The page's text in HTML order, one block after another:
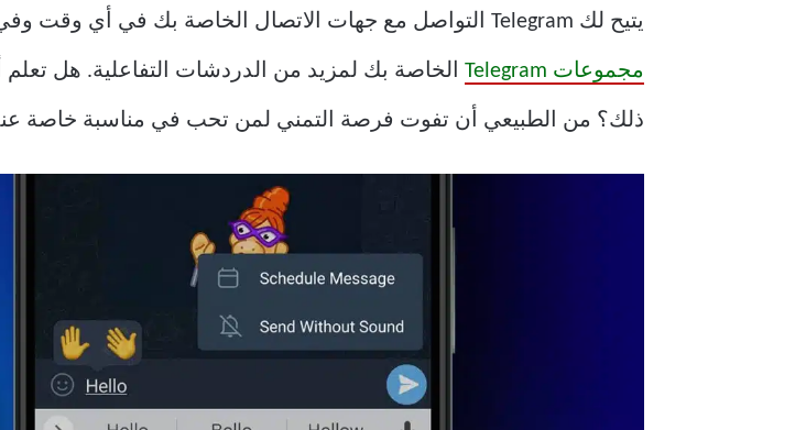
يتيح لك Telegram التواصل مع جهات الاتصال الخاصة بك في أي وقت وفي أي مكان. يمكنك حتى
مجموعات Telegram الخاصة بك لمزيد من الدردشات التفاعلية. هل
ذلك؟ من الطبيعي أن تفوت فرصة التمني لمن تحب في مناسبة خاصة